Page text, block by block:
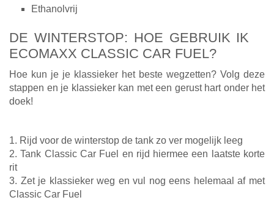
Ethanolvrij
DE WINTERSTOP: HOE GEBRUIK IK
ECOMAXX CLASSIC CAR FUEL?
Hoe kun je je klassieker het beste wegzetten? Volg deze
stappen en je klassieker kan met een gerust hart onder het
doek!
1. Rijd voor de winterstop de tank zo ver mogelijk leeg
2. Tank Classic Car Fuel en rijd hiermee een laatste korte
rit
3. Zet je klassieker weg en vul nog eens helemaal af met
Classic Car Fuel